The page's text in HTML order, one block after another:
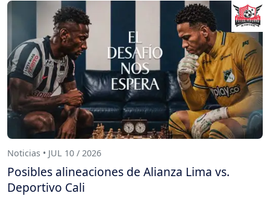
Noticias • JUL 10 / 2026
Posibles alineaciones de Alianza Lima vs.
Deportivo Cali